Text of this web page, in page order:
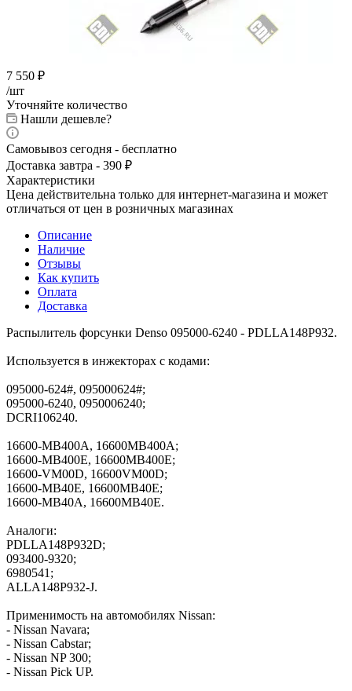
7 550 ₽
/шт
Уточняйте количество
Нашли дешевле?
Самовывоз сегодня - бесплатно
Доставка завтра - 390 ₽
Характеристики
Цена действительна только для интернет-магазина и может
отличаться от цен в розничных магазинах
Описание
Наличие
Отзывы
Как купить
Оплата
Доставка
Распылитель форсунки Denso 095000-6240 - PDLLA148P932.
Используется в инжекторах с кодами:
095000-624#, 095000624#;
095000-6240, 0950006240;
DCRI106240.
16600-MB400A, 16600MB400A;
16600-MB400E, 16600MB400E;
16600-VM00D, 16600VM00D;
16600-MB40E, 16600MB40E;
16600-MB40A, 16600MB40E.
Аналоги:
PDLLA148P932D;
093400-9320;
6980541;
ALLA148P932-J.
Применимость на автомобилях Nissan:
- Nissan Navara;
- Nissan Cabstar;
- Nissan NP 300;
- Nissan Pick UP.